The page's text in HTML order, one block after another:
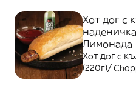
Хот дог с
Лимонада
Хот дог с
(220г)/